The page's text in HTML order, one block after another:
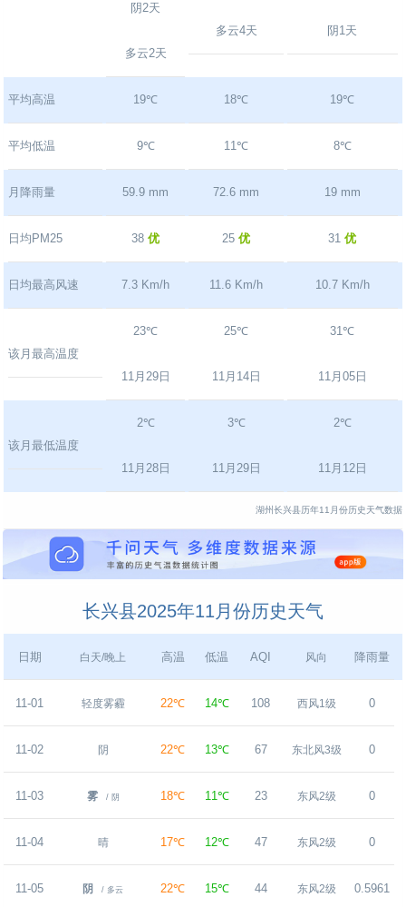
阴2天
多云2天
多云4天 阴1天
平均高温 19℃ 18℃ 19℃
平均低温 9℃ 11℃ 8℃
月降雨量 59.9 mm 72.6 mm 19 mm
日均PM25 38优 25优 31优
日均最高风速 7.3 Km/h 11.6 Km/h 10.7 Km/h
该月最高温度
23℃
11月29日
25℃
11月14日
31℃
11月05日
该月最低温度
2℃
11月28日
3℃
11月29日
2℃
11月12日
湖州长兴县历年11月份历史天气数据
长兴县2025年11月份历史天气
日期 白天/晚上 高温 低温 AQI 风向 降雨量
11-01 轻度雾霾 22℃ 14℃ 108 西风1级 0
11-02 阴 22℃ 13℃ 67 东北风3级 0
11-03 雾 / 阴 18℃ 11℃ 23 东风2级 0
11-04 晴 17℃ 12℃ 47 东风2级 0
11-05 阴 / 多云 22℃ 15℃ 44 东风2级 0.5961